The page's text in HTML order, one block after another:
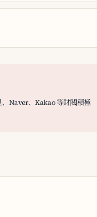
、Naver、Kakao 等財閥積極